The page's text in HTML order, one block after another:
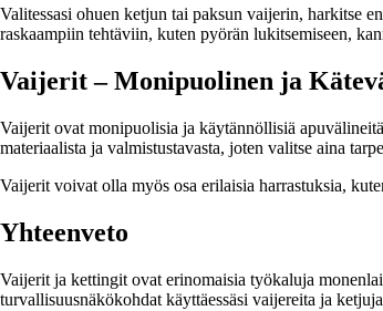
Valitessasi ohuen ketjun tai paksun vaijerin, harkitse
raskaampiin tehtäviin, kuten pyörän lukitsemiseen,
Vaijerit – Monipuolinen ja
Vaijerit ovat monipuolisia ja käytännöllisiä
materiaalista ja valmistustavasta, joten valitse aina
Vaijerit voivat olla myös osa erilaisia harrastuksia,
Yhteenveto
Vaijerit ja kettingit ovat erinomaisia työkaluja
turvallisuusnäkökohdat käyttäessäsi vaijereita ja